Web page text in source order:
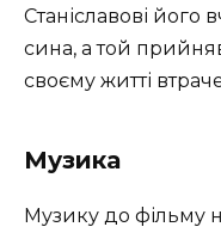
Станіславові його
сина, а той
своєму житті
Музика
Музику до фільму